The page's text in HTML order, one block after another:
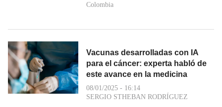
Colombia
Vacunas desarrolladas con IA
para el cáncer: experta habló de
este avance en la medicina
08/01/2025 - 16:14
SERGIO STHEBAN RODRÍGUEZ